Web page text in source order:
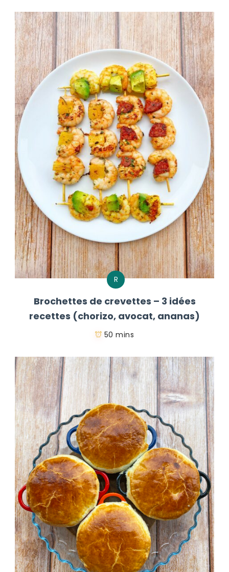
R
Brochettes de crevettes – 3 idées
recettes (chorizo, avocat, ananas)
50 mins